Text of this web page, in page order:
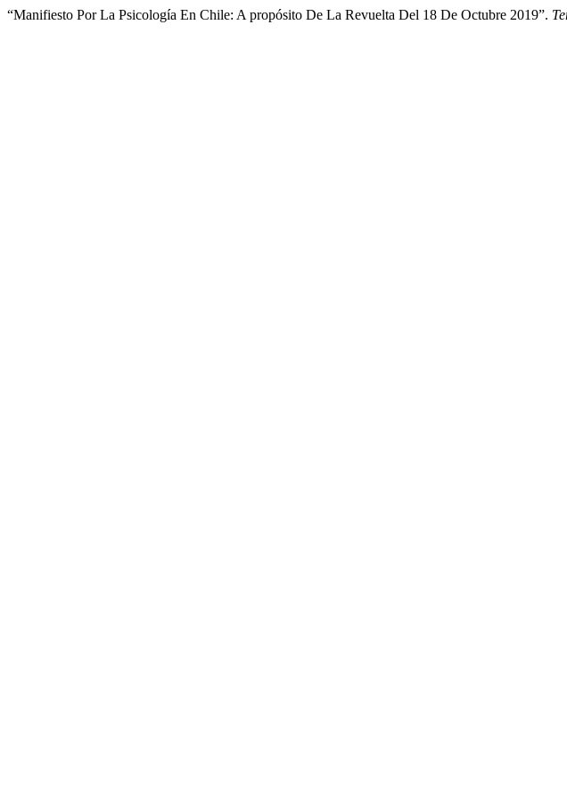
“Manifiesto Por La Psicología En Chile: A propósito De La Revuelta Del 18 De Octubre 2019”.